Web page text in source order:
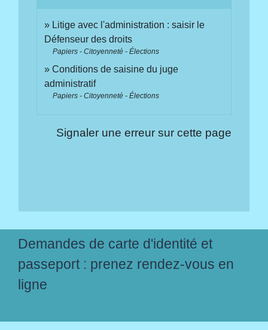
Litige avec l'administration : saisir le
Défenseur des droits
Papiers - Citoyenneté - Élections
Conditions de saisine du juge
administratif
Papiers - Citoyenneté - Élections
Signaler une erreur sur cette page
Demandes de carte d'identité et
passeport : prenez rendez-vous en
ligne